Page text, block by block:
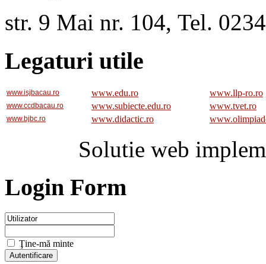
str. 9 Mai nr. 104, Tel.
Legaturi utile
www.isjbacau.ro www.edu.ro www.llp-ro.ro
www.ccdbacau.ro www.subiecte.edu.ro www.tvet.ro
www.bjbc.ro www.didactic.ro
Solutie web
Login Form
Ţine-mă minte